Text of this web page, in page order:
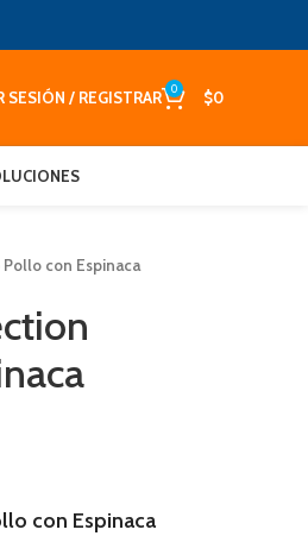
SESIÓN / REGISTRAR 0 $0
con Espinaca
con Espinaca